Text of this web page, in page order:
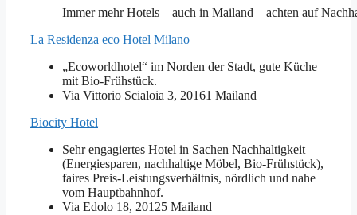
Immer mehr Hotels – auch in Mailand – achten auf
La Residenza eco Hotel Milano
„Ecoworldhotel“ im Norden der Stadt, gute Küche
mit Bio-Frühstück.
Via Vittorio Scialoia 3, 20161 Mailand
Biocity Hotel
Sehr engagiertes Hotel in Sachen Nachhaltigkeit
(Energiesparen, nachhaltige Möbel, Bio-Frühstück),
faires Preis-Leistungsverhältnis, nördlich und nahe
vom Hauptbahnhof.
Via Edolo 18, 20125 Mailand